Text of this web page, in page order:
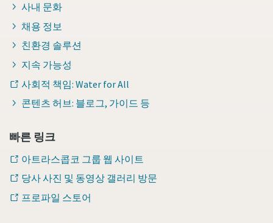
사내 문화
채용 정보
친환경 솔루션
지속 가능성
사회적 책임: Water for All
콘텐츠 허브: 블로그, 가이드 등
빠른 링크
아트라스콥코 그룹 웹 사이트
당사 사진 및 동영상 갤러리 방문
프로파일 스토어